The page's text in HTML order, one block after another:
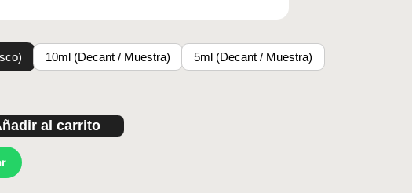
10ml (Decant / Muestra) 5ml (Decant / Muestra)
al carrito